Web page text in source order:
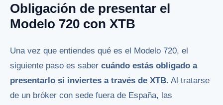
Obligación de presentar el
Modelo 720 con XTB
Una vez que entiendes qué es el Modelo 720, el
siguiente paso es saber cuándo estás obligado a
presentarlo si inviertes a través de XTB. Al tratarse
de un bróker con sede fuera de España, las